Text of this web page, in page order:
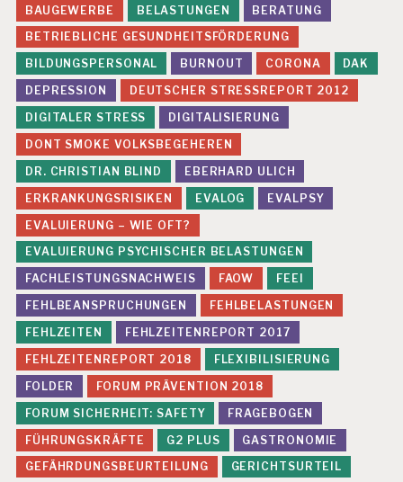
N
G
H
O
M
E
O
F
FI
C
E
M
A
N
A
G
E
M
E
N
T
P
E
R
S
O
BAUGEWERBE
BELASTUNGEN
BERATUNG
BETRIEBLICHE GESUNDHEITSFÖRDERUNG
BILDUNGSPERSONAL
BURNOUT CORONA
DAK
DEPRESSION
DEUTSCHER STRESSREPORT 2012
DIGITALER STRESS
DIGITALISIERUNG
DONT SMOKE VOLKSBEGEHEREN
DR. CHRISTIAN BLIND
EBERHARD ULICH
ERKRANKUNGSRISIKEN
EVALOG
EVALPSY
EVALUIERUNG – WIE OFT?
EVALUIERUNG PSYCHISCHER BELASTUNGEN
FACHLEISTUNGSNACHWEIS
FAOW
FEEI
FEHLBEANSPRUCHUNGEN
FEHLBELASTUNGEN
FEHLZEITEN
FEHLZEITENREPORT 2017
FEHLZEITENREPORT 2018
FLEXIBILISIERUNG
FOLDER
FORUM PRÄVENTION 2018
FORUM SICHERHEIT: SAFETY
FRAGEBOGEN
FÜHRUNGSKRÄFTE
G2 PLUS
GASTRONOMIE
GEFÄHRDUNGSBEURTEILUNG
GERICHTSURTEIL